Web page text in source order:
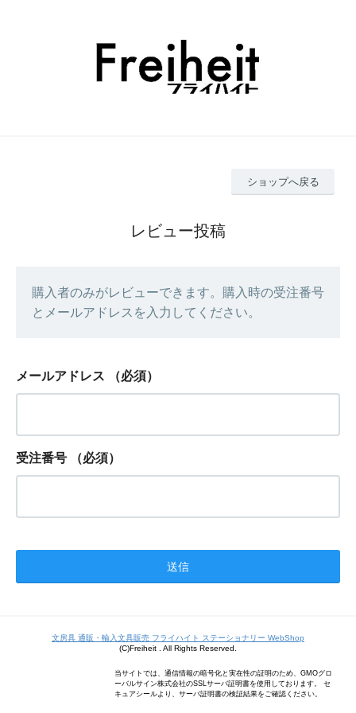
ショップへ戻る
レビュー投稿
購入者のみがレビューできます。購入時の受注番号
とメールアドレスを入力してください。
メールアドレス （必須）
受注番号 （必須）
文房具 通販・輸入文具販売 フライハイト ステーショナリー WebShop
(C)Freiheit . All Rights Reserved.
当サイトでは、通信情報の暗号化と実在性の証明のため、GMOグロ
ーバルサイン株式会社のSSLサーバ証明書を使用しております。 セ
キュアシールより、サーバ証明書の検証結果をご確認ください。